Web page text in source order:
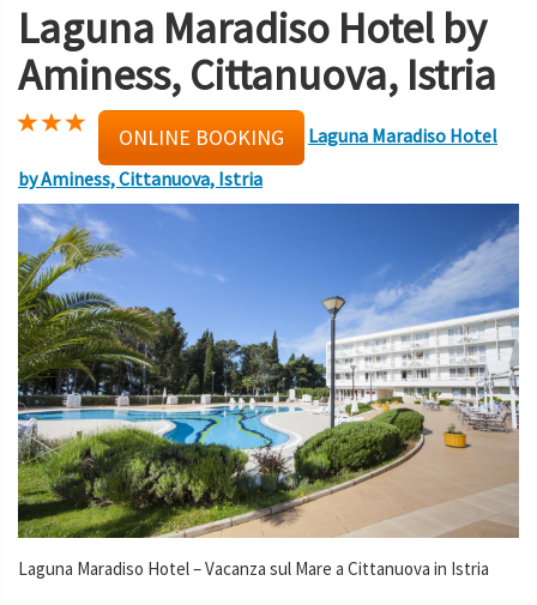
Laguna Maradiso Hotel by
Aminess, Cittanuova, Istria
ONLINE BOOKING
Laguna Maradiso Hotel
by Aminess, Cittanuova, Istria
Laguna Maradiso Hotel – Vacanza sul Mare a Cittanuova in Istria